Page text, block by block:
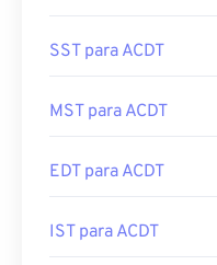
SST para ACDT
MST para ACDT
EDT para ACDT
IST para ACDT